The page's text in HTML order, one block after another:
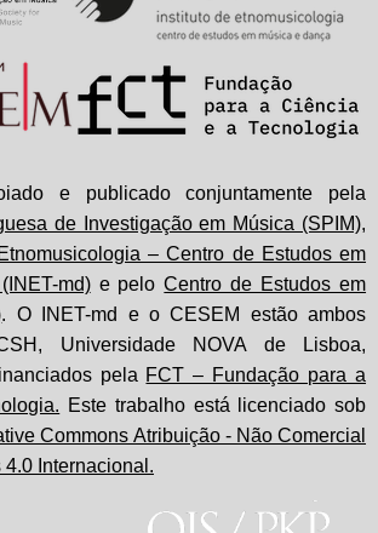
e publicado conjuntamente pela
de Investigação em Música (SPIM),
– Centro de Estudos em
md)e peloCentro de Estudos em
. O INET-md e o CESEM estão ambos
Universidade NOVA de Lisboa,
pela FCT – Fundação para a
Este trabalho está licenciado sob
Commons Atribuição - Não Comercial
Internacional.